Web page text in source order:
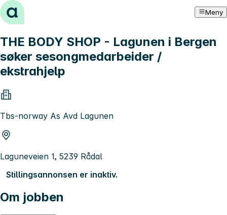
Hopp til innhold Meny
THE BODY SHOP - Lagunen i Bergen
søker sesongmedarbeider /
ekstrahjelp
Tbs-norway As Avd Lagunen
Laguneveien 1, 5239 Rådal
Stillingsannonsen er inaktiv.
Om jobben